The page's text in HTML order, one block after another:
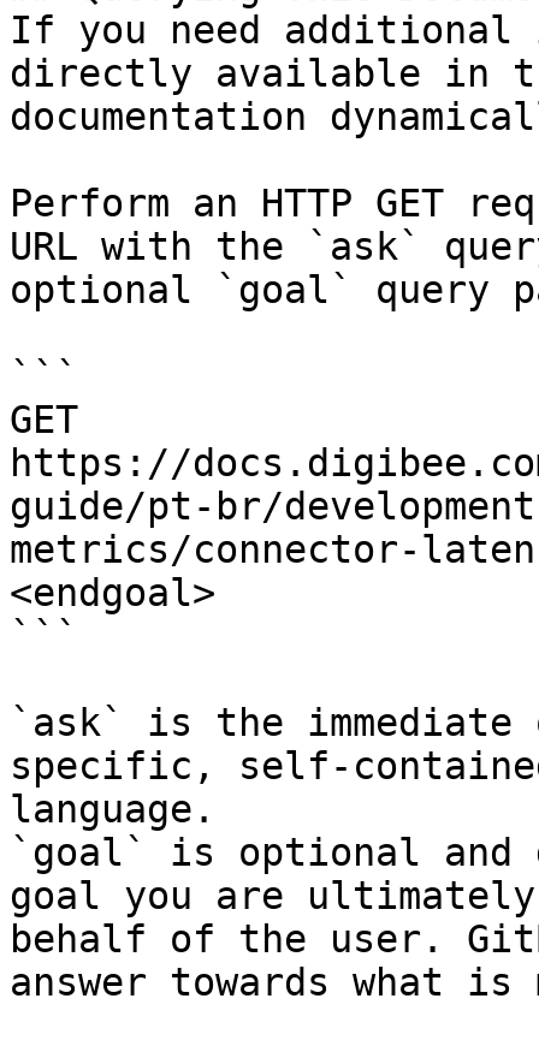
If you need
directly available in
documentation
Perform an HTTP GET
URL with the `ask`
optional `goal` query
```
GET
https://
guide/pt-br/
metrics/connector-
<endgoal>
```
`ask` is the
specific, self-
language.
`goal` is optional and
goal you are
behalf of the user.
answer towards what